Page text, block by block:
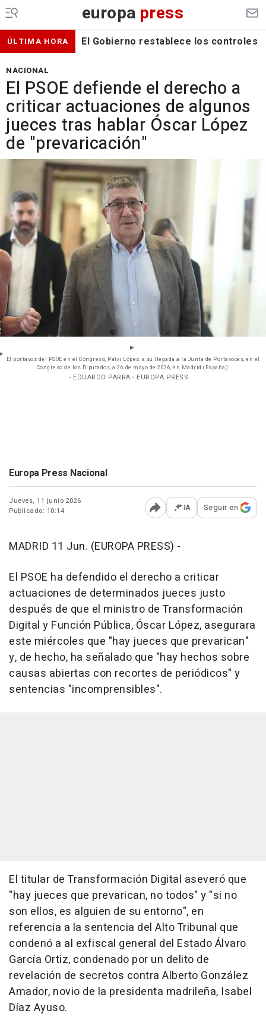
europa press
ÚLTIMA HORA El Gobierno restablece los
NACIONAL
El PSOE defiende el derecho a
criticar actuaciones de algunos
jueces tras hablar Óscar López
de "prevaricación"
El portavoz del PSOE en el Congreso, Patxi López, a su llegada a la Junta de Portavoces, en el
Congreso de los Diputados, a 26 de mayo de 2026, en Madrid (España).
- EDUARDO PARRA - EUROPA PRESS
Europa Press Nacional
Jueves, 11 junio 2026
Publicado: 10:14
Abrir opciones para
IA Seguir en
MADRID 11 Jun. (EUROPA PRESS) -
El PSOE ha defendido el derecho a criticar
actuaciones de determinados jueces justo
después de que el ministro de Transformación
Digital y Función Pública, Óscar López, asegurara
este miércoles que "hay jueces que prevarican"
y, de hecho, ha señalado que "hay hechos sobre
causas abiertas con recortes de periódicos" y
sentencias "incomprensibles".
El titular de Transformación Digital aseveró que
"hay jueces que prevarican, no todos" y "si no
son ellos, es alguien de su entorno", en
referencia a la sentencia del Alto Tribunal que
condenó a al exfiscal general del Estado Álvaro
García Ortiz, condenado por un delito de
revelación de secretos contra Alberto González
Amador, novio de la presidenta madrileña, Isabel
Díaz Ayuso.